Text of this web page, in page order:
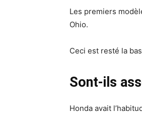
Les premiers
Ohio.
Ceci est resté la
Sont-ils
Honda avait